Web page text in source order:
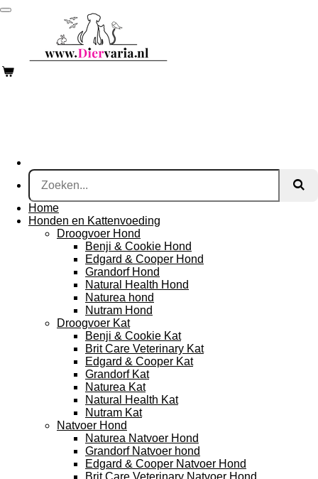
Ga
hoofdinhoud
Home
Honden en Kattenvoeding
Droogvoer Hond
Benji & Cookie Hond
Edgard & Cooper Hond
Grandorf Hond
Natural Health Hond
Naturea hond
Nutram Hond
Droogvoer Kat
Benji & Cookie Kat
Brit Care Veterinary Kat
Edgard & Cooper Kat
Grandorf Kat
Naturea Kat
Natural Health Kat
Nutram Kat
Natvoer Hond
Naturea Natvoer Hond
Grandorf Natvoer hond
Edgard & Cooper Natvoer Hond
Brit Care Veterinary Natvoer Hond